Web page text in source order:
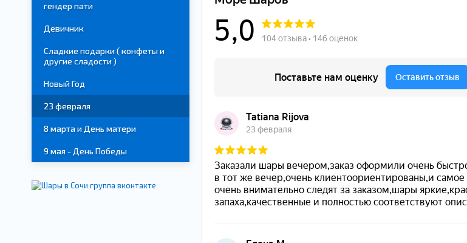
гендер пати
Девичник
Сладкие подарки ( конфеты и
другие сладости )
Новый Год
23 февраля
8 марта и День матери
9 мая - День Победы